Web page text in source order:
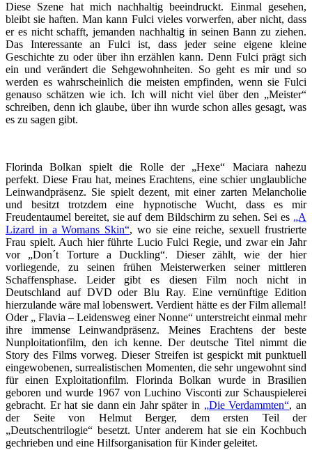
Diese Szene hat mich nachhaltig beeindruckt. Einmal gesehen,
bleibt sie haften. Man kann Fulci vieles vorwerfen, aber nicht, dass
er es nicht schafft, jemanden nachhaltig in seinen Bann zu ziehen.
Das Interessante an Fulci ist, dass jeder seine eigene kleine
Geschichte zu oder über ihn erzählen kann. Denn Fulci prägt sich
ein und verändert die Sehgewohnheiten. So geht es mir und so
werden es wahrscheinlich die meisten empfinden, wenn sie Fulci
genauso schätzen wie ich. Ich will nicht viel über den „Meister“
schreiben, denn ich glaube, über ihn wurde schon alles gesagt, was
es zu sagen gibt.
Florinda Bolkan spielt die Rolle der „Hexe“ Maciara nahezu
perfekt. Diese Frau hat, meines Erachtens, eine schier unglaubliche
Leinwandpräsenz. Sie spielt dezent, mit einer zarten Melancholie
und besitzt trotzdem eine hypnotische Wucht, dass es mir
Freudentaumel bereitet, sie auf dem Bildschirm zu sehen. Sei es „A
Lizard in a Womans Skin“, wo sie eine reiche, sexuell frustrierte
Frau spielt. Auch hier führte Lucio Fulci Regie, und zwar ein Jahr
vor „Don´t Torture a Duckling“. Dieser zählt, wie der hier
vorliegende, zu seinen frühen Meisterwerken seiner mittleren
Schaffensphase. Leider gibt es diesen Film noch nicht in
Deutschland auf DVD oder Blu Ray. Eine vernünftige Edition
hierzulande wäre mal lobenswert. Verdient hätte es der Film allemal!
Oder „ Flavia – Leidensweg einer Nonne“ unterstreicht einmal mehr
ihre immense Leinwandpräsenz. Meines Erachtens der beste
Nunploitationfilm, den ich kenne. Der deutsche Titel nimmt die
Story des Films vorweg. Dieser Streifen ist gespickt mit punktuell
eingewobenen, surrealistischen Momenten, die sehr ungewohnt sind
für einen Exploitationfilm. Florinda Bolkan wurde in Brasilien
geboren und wurde 1967 von Luchino Visconti zur Schauspielerei
gebracht. Er hat sie dann ein Jahr später in „Die Verdammten“, an
der Seite von Helmut Berger, dem ersten Teil der
„Deutschentrilogie“ besetzt. Unter anderem hat sie ein Kochbuch
gechrieben und eine Hilfsorganisation für Kinder geleitet.